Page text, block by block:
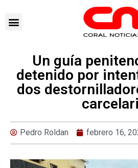
Un guía
detenido por
dos
Pedro Roldan febrero 16,